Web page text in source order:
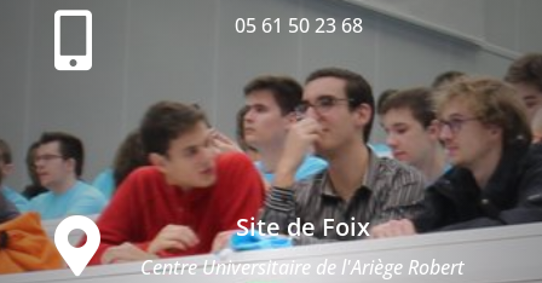
 05 61 50 23 68
 Site de Foix
Centre Universitaire de l'Ariège Robert